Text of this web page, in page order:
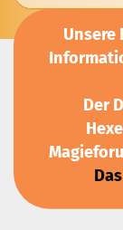
Unsere
Der